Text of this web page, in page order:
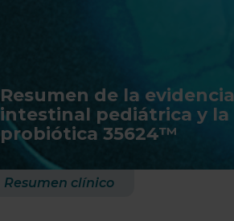
Resumen de la
intestinal pediátrica y la
probiótica 35624™
Resumen clínico